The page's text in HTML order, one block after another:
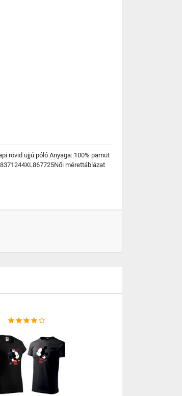
rövid ujjú póló Anyaga: 100% pamut
mérettáblázat